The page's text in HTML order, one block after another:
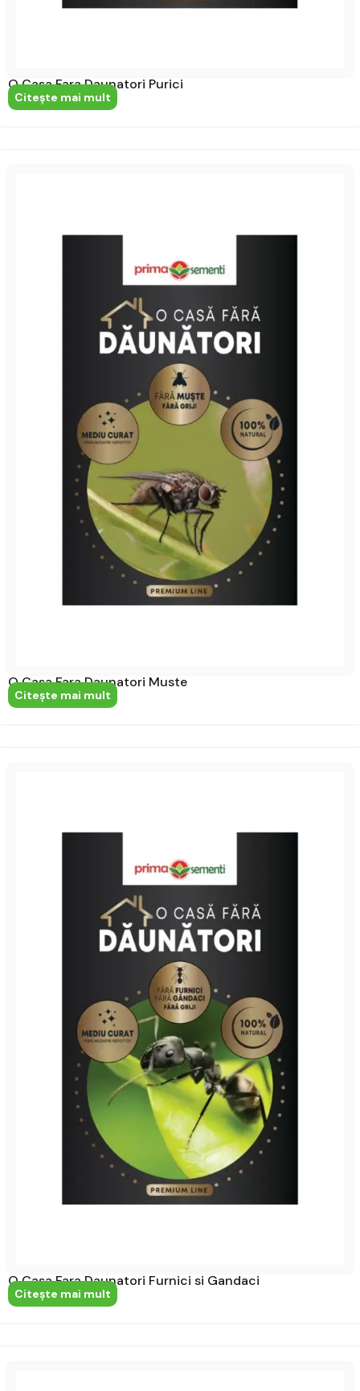
O Casa Fara Daunatori Purici
Citeşte mai mult
O Casa Fara Daunatori Muste
Citeşte mai mult
O Casa Fara Daunatori Furnici si Gandaci
Citeşte mai mult